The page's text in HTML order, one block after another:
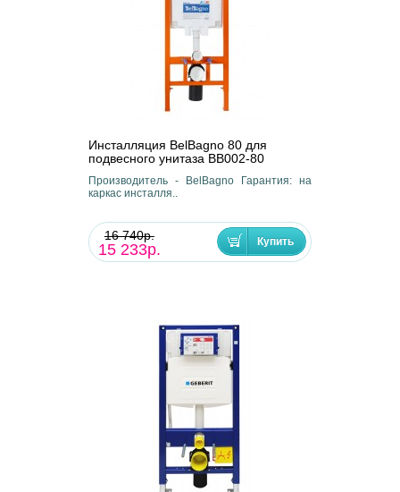
Инсталляция BelBagno 80 для
подвесного унитаза BB002-80
Производитель - BelBagno Гарантия: на
каркас инсталля..
16 740р.
15 233р.